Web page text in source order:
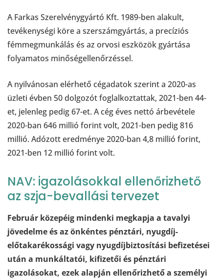
A Farkas Szerelvénygyártó Kft. 1989-ben alakult,
tevékenységi köre a szerszámgyártás, a precíziós
fémmegmunkálás és az orvosi eszközök gyártása
folyamatos minőségellenőrzéssel.
A nyilvánosan elérhető cégadatok szerint a 2020-as
üzleti évben 50 dolgozót foglalkoztattak, 2021-ben 44-
et, jelenleg pedig 67-et. A cég éves nettó árbevétele
2020-ban 646 millió forint volt, 2021-ben pedig 816
millió. Adózott eredménye 2020-ban 4,8 millió forint,
2021-ben 12 millió forint volt.
NAV: igazolásokkal ellenőrizhető
az szja-bevallási tervezet
Február közepéig mindenki megkapja a tavalyi
jövedelme és az önkéntes pénztári, nyugdíj-
előtakarékossági vagy nyugdíjbiztosítási befizetései
után a munkáltatói, kifizetői és pénztári
igazolásokat, ezek alapján ellenőrizhető a személyi